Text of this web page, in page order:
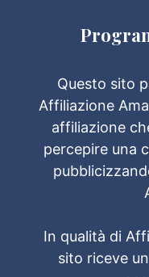
Questo sito
Affiliazione
affiliazione
percepire una
In qualità di
sito riceve